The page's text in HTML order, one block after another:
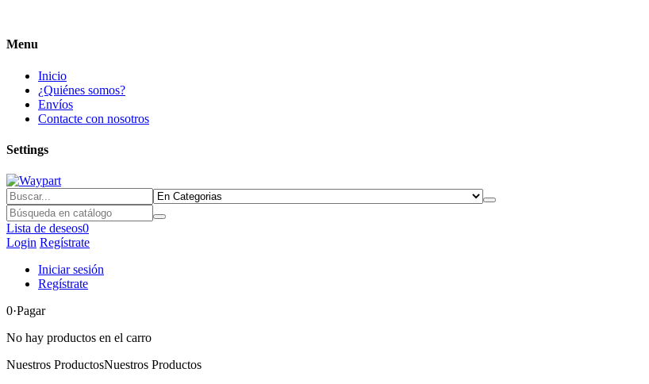
Menu
Inicio
¿Quiénes somos?
Envíos
Contacte con nosotros
Settings
Lista de deseos0
Login Regístrate
Iniciar sesión
Regístrate
0·Pagar
No hay productos en el carro
Nuestros ProductosNuestros Productos